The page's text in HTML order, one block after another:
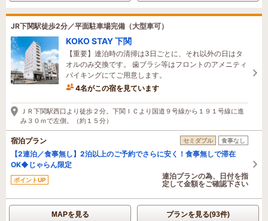
JR下関駅徒歩2分／平面駐車場完備（大型車可）
KOKO STAY 下関
【重要】連泊時の清掃は3日ごとに、それ以外の日はタ
オルのみ交換です。 歯ブラシ等はフロントのアメニティ
バイキングにてご用意します。
4名がこの宿を見ています
1時間前に予約されました
ＪＲ下関駅西口より徒歩２分。下関ＩＣより国道９号線から１９１号線に進
み３０ｍで左側。（約１５分）
宿泊プラン セミダブル 食事なし
【2連泊／食事無し】2泊以上のご予約でさらに安く！食事無しで滞在
OK◆じゃらん限定
ポイントUP
連泊プランの為、日付を指
定して金額をご確認下さい
MAPを見る プランを見る(93件)